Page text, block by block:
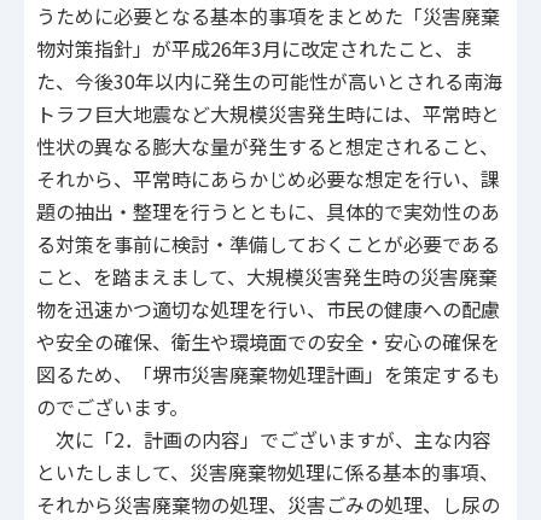
うために必要となる基本的事項をまとめた「災害廃棄
物対策指針」が平成26年3月に改定されたこと、ま
た、今後30年以内に発生の可能性が高いとされる南海
トラフ巨大地震など大規模災害発生時には、平常時と
性状の異なる膨大な量が発生すると想定されること、
それから、平常時にあらかじめ必要な想定を行い、課
題の抽出・整理を行うとともに、具体的で実効性のあ
る対策を事前に検討・準備しておくことが必要である
こと、を踏まえまして、大規模災害発生時の災害廃棄
物を迅速かつ適切な処理を行い、市民の健康への配慮
や安全の確保、衛生や環境面での安全・安心の確保を
図るため、「堺市災害廃棄物処理計画」を策定するも
のでございます。
次に「2．計画の内容」でございますが、主な内容
といたしまして、災害廃棄物処理に係る基本的事項、
それから災害廃棄物の処理、災害ごみの処理、し尿の